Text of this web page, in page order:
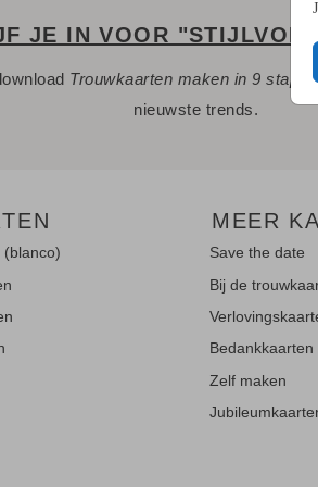
JE IN VOOR
Trouwkaarten maken in 9
nieuwste trends.
(blanco)
MEER
Save the date
Bij de
Bedankkaarten
Zelf maken